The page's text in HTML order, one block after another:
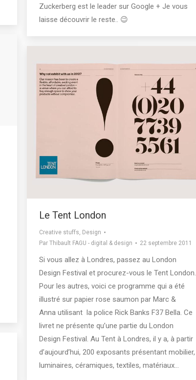
Zuckerberg est le leader sur Google + Je vous
laisse découvrir le reste.. 😉
Le Tent London
Creative stuffs, Design
Par Thibault FAGU - digital & design 22 septembre 2011
Si vous allez à Londres, passez au London
Design Festival et procurez-vous le Tent London.
Pour les autres, voici ce programme qui a été
illustré sur papier rose saumon par Marc &
Anna utilisant la police Rick Banks F37 Bella. Ce
livret ne présente qu’une partie du London
Design Festival. Au Tent à Londres, il y a, à partir
d’aujourd’hui, 200 exposants présentant mobilier,
luminaires, céramiques, textiles, matériaux…